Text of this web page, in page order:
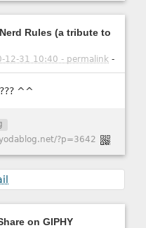
Rules (a tribute to
12-31 10:40 - permalink -
^^
?p=3642
on GIPHY